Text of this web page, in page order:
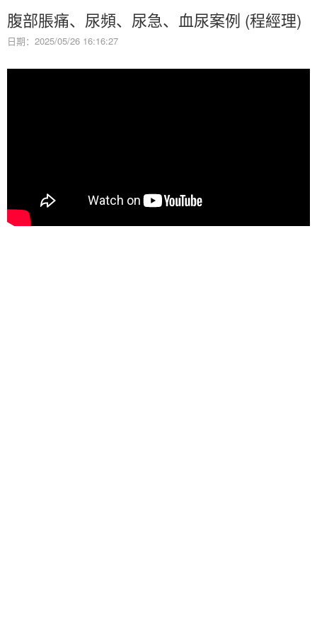
腹部脹痛、尿頻、尿急、血尿案例 (程經理)
日期：2025/05/26 16:16:27